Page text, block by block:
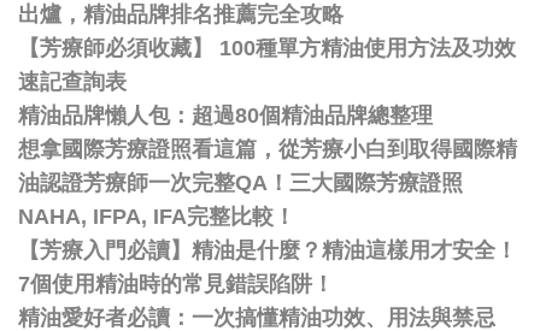
出爐，精油品牌排名推薦完全攻略
【芳療師必須收藏】 100種單方精油使用方法及功效
速記查詢表
精油品牌懶人包：超過80個精油品牌總整理
想拿國際芳療證照看這篇，從芳療小白到取得國際精
油認證芳療師一次完整QA！三大國際芳療證照
NAHA, IFPA, IFA完整比較！
【芳療入門必讀】精油是什麼？精油這樣用才安全！
7個使用精油時的常見錯誤陷阱！
精油愛好者必讀：一次搞懂精油功效、用法與禁忌